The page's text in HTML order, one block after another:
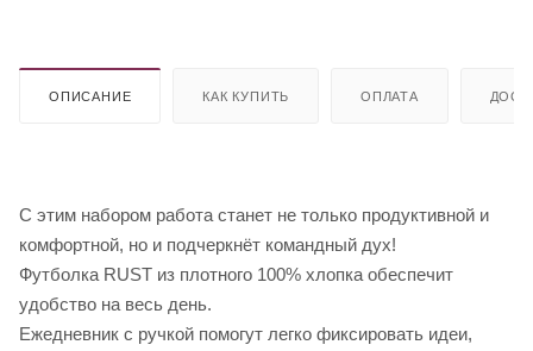
ОПИСАНИЕ КАК КУПИТЬ ОПЛАТА
С этим набором работа станет не только продуктивной и
комфортной, но и подчеркнёт командный дух!
Футболка RUST из плотного 100% хлопка обеспечит
удобство на весь день.
Ежедневник с ручкой помогут легко фиксировать идеи,